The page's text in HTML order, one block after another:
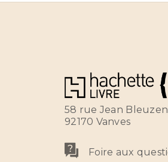
58 rue Jean Bleuzen
92170 Vanves
Foire aux